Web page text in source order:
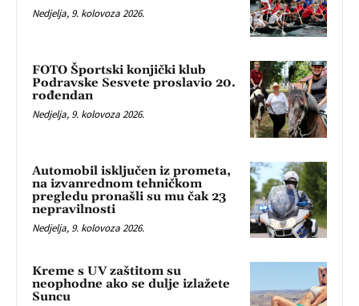
Nedjelja, 9. kolovoza 2026.
FOTO Športski konjički klub
Podravske Sesvete proslavio 20.
rođendan
Nedjelja, 9. kolovoza 2026.
Automobil isključen iz prometa,
na izvanrednom tehničkom
pregledu pronašli su mu čak 23
nepravilnosti
Nedjelja, 9. kolovoza 2026.
Kreme s UV zaštitom su
neophodne ako se dulje izlažete
Suncu